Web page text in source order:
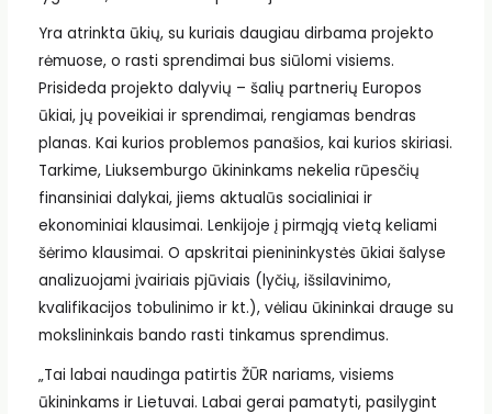
Yra atrinkta ūkių, su kuriais daugiau dirbama projekto
rėmuose, o rasti sprendimai bus siūlomi visiems.
Prisideda projekto dalyvių – šalių partnerių Europos
ūkiai, jų poveikiai ir sprendimai, rengiamas bendras
planas. Kai kurios problemos panašios, kai kurios skiriasi.
Tarkime, Liuksemburgo ūkininkams nekelia rūpesčių
finansiniai dalykai, jiems aktualūs socialiniai ir
ekonominiai klausimai. Lenkijoje į pirmąją vietą keliami
šėrimo klausimai. O apskritai pienininkystės ūkiai šalyse
analizuojami įvairiais pjūviais (lyčių, išsilavinimo,
kvalifikacijos tobulinimo ir kt.), vėliau ūkininkai drauge su
mokslininkais bando rasti tinkamus sprendimus.
„Tai labai naudinga patirtis ŽŪR nariams, visiems
ūkininkams ir Lietuvai. Labai gerai pamatyti, pasilygint